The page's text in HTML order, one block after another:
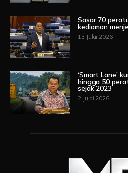
Sasar 70
kediaman
13 Julai 2026
‘Smart Lane’
hingga 50
sejak 2023
2 Julai 2026